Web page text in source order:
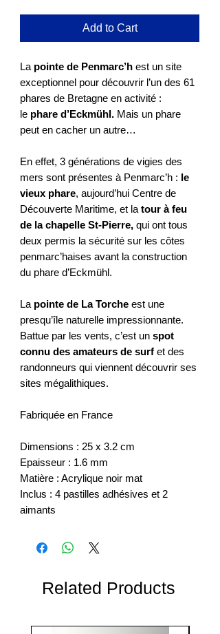
Add to Cart
La pointe de Penmarc’h est un site
exceptionnel pour découvrir l’un des 61
phares de Bretagne en activité :
le phare d’Eckmühl. Mais un phare
peut en cacher un autre…
En effet, 3 générations de vigies des
mers sont présentes à Penmarc’h : le
vieux phare, aujourd’hui Centre de
Découverte Maritime, et la tour à feu
de la chapelle St-Pierre, qui ont tous
deux permis la sécurité sur les côtes
penmarc’haises avant la construction
du phare d’Eckmühl.
La pointe de La Torche est une
presqu’île naturelle impressionnante.
Battue par les vents, c’est un spot
connu des amateurs de surf et des
randonneurs qui viennent découvrir ses
sites mégalithiques.
Fabriquée en France
Dimensions : 25 x 3.2 cm
Epaisseur : 1.6 mm
Matière : Acrylique noir mat
Inclus : 4 pastilles adhésives et 2
aimants
Related Products